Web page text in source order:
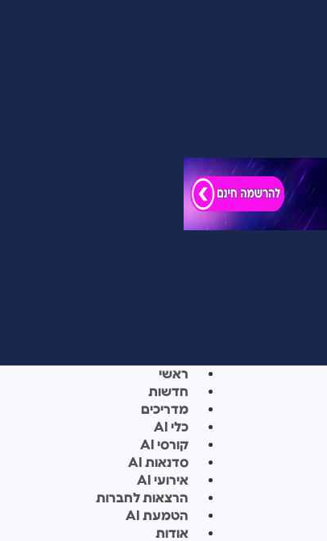
ראשי
חדשות
מדריכים
כלי AI
קורסי AI
סדנאות AI
אירועי AI
הרצאות לחברות
הטמעת AI
אודות